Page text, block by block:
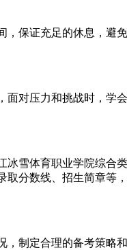
，保证充足的休息，避
面对压力和挑战时，学
冰雪体育职业学院综合
取分数线、招生简章等
，制定合理的备考策略